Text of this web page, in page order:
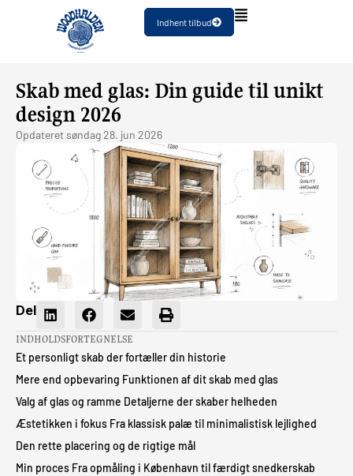
Indhent tilbud
Skab med glas: Din guide til unikt
design 2026
Opdateret søndag 28. jun 2026
Del
INDHOLDSFORTEGNELSE
Et personligt skab der fortæller din historie
Mere end opbevaring Funktionen af dit skab med glas
Valg af glas og ramme Detaljerne der skaber helheden
Æstetikken i fokus Fra klassisk palæ til minimalistisk lejlighed
Den rette placering og de rigtige mål
Min proces Fra opmåling i København til færdigt snedkerskab